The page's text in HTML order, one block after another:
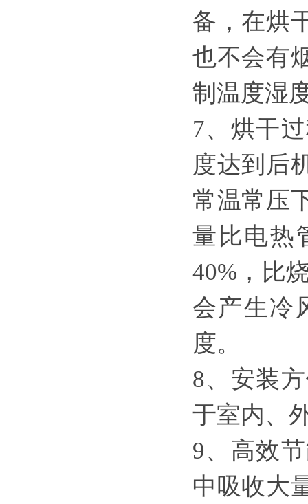
备，在烘
也不会有
制温度湿
7、烘干
度达到后
常温常压
量比电热
40%，比
会产生冷
度。
8、安装
于室内、
9、高效
中吸收大